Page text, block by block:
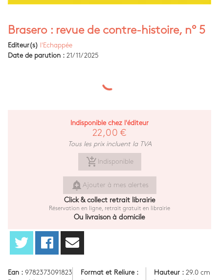
Brasero : revue de contre-histoire, n° 5
Editeur(s)
l'Echappée
Date de parution : 21/11/2025
Indisponible chez l'éditeur
22,00 €
Tous les prix incluent la TVA
add_shopping_cart Indisponible
add_alert Ajouter à mes alertes
Click & collect retrait librairie
Réservation en ligne, retrait gratuit en librairie
Ou livraison à domicile
Ean : 9782373091823
Format et Reliure :
Hauteur :29.0 cm